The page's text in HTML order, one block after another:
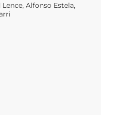
Lence, Alfonso Estela,